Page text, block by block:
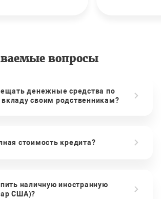
вопросы
денежные средства по
своим родственникам?
стоимость кредита?
наличную иностранную
США)?